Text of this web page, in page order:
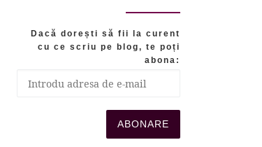
Dacă dorești să fii la curent
cu ce scriu pe blog, te poți
abona: